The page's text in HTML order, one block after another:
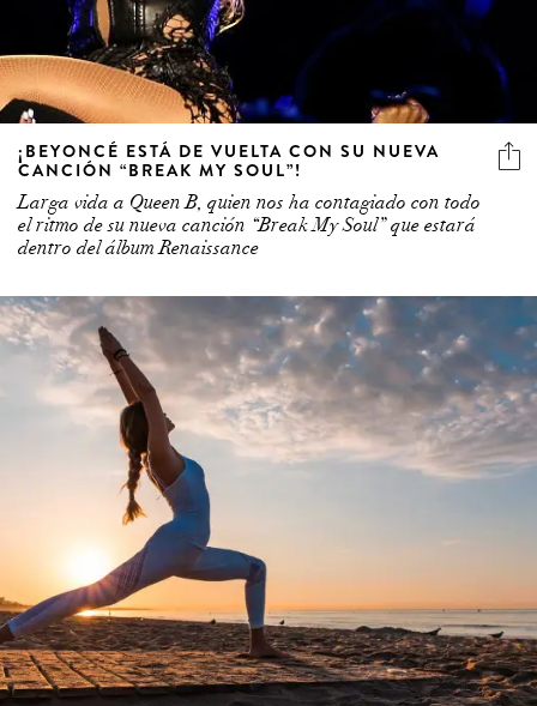
¡BEYONCÉ ESTÁ DE VUELTA CON SU NUEVA
CANCIÓN “BREAK MY SOUL”!
Larga vida a Queen B, quien nos ha contagiado con todo
el ritmo de su nueva canción “Break My Soul” que estará
dentro del álbum Renaissance